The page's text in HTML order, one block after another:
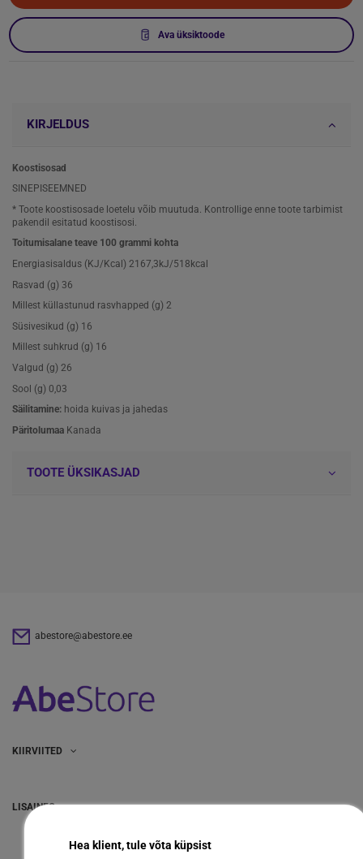
Ava üksiktoode
KIRJELDUS
Koostisosad
SINEPISEEMNED
* Toote koostisosade loetelu võib muutuda. Kontrollige enne toote tarbimist
pakendil esitatud koostisosi.
Toitumisalane teave 100 grammi kohta
Energiasisaldus (KJ/Kcal) 2167,3kJ/518kcal
Rasvad (g) 36
Millest küllastunud rasvhapped (g) 2
Süsivesikud (g) 16
Millest suhkrud (g) 16
Valgud (g) 26
Sool (g) 0,03
Säilitamine: hoida kuivas ja jahedas
Päritolumaa Kanada
TOOTE ÜKSIKASJAD
abestore@abestore.ee
KIIRVIITED
LISAINFO
Hea klient, tule võta küpsist